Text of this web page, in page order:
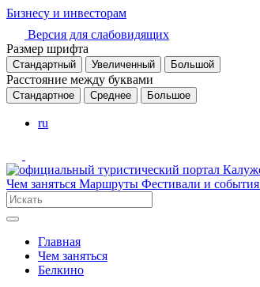
Бизнесу и инвесторам
Версия для слабовидящих
Размер шрифта
Стандартный Увеличенный Большой
Расстояние между буквами
Стандартное Среднее Большое
ru
Чем заняться Маршруты Фестивали и события
Главная
Чем заняться
Белкино